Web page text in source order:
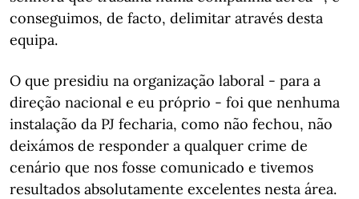
conseguimos, de facto, delimitar através desta
equipa.
O que presidiu na organização laboral - para a
direção nacional e eu próprio - foi que nenhuma
instalação da PJ fecharia, como não fechou, não
deixámos de responder a qualquer crime de
cenário que nos fosse comunicado e tivemos
resultados absolutamente excelentes nesta área.